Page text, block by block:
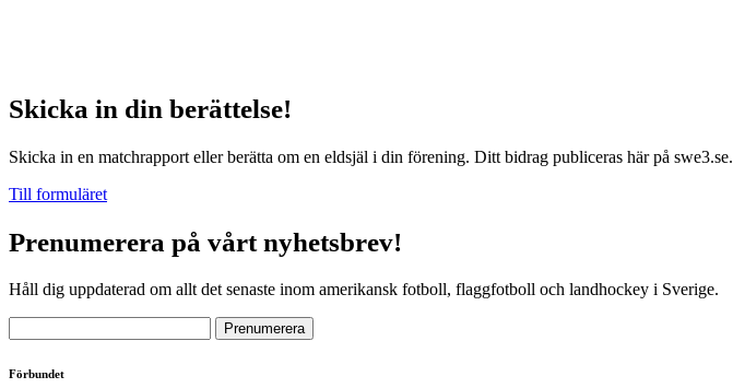
Skicka in din berättelse!
Skicka in en matchrapport eller berätta om en eldsjäl i din förening. Ditt bidrag publiceras här på swe3.se.
Till formuläret
Prenumerera på vårt nyhetsbrev!
Håll dig uppdaterad om allt det senaste inom amerikansk fotboll, flaggfotboll och landhockey i Sverige.
Förbundet